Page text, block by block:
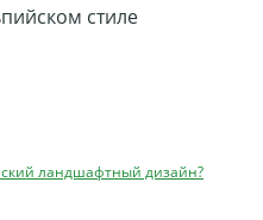
ландшафтный дизайн?